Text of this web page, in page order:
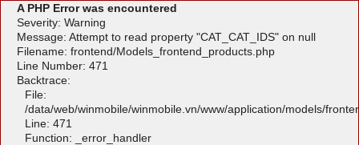
A PHP Error was encountered
Severity: Warning
Message: Attempt to read property "CAT_CAT_IDS" on null
Filename: frontend/Models_frontend_products.php
Line Number: 471
Backtrace:
File:
/data/web/winmobile/winmobile.vn/www/application/models/
Line: 471
Function: _error_handler